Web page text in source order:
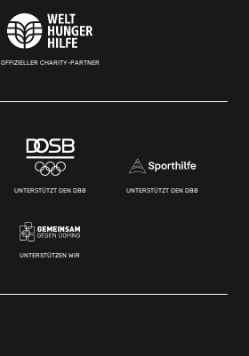
OFFIZIELLER CHARITY-PARTNER
UNTERSTÜTZT DEN DBB UNTERSTÜTZT DEN DBB
UNTERSTÜTZEN WIR